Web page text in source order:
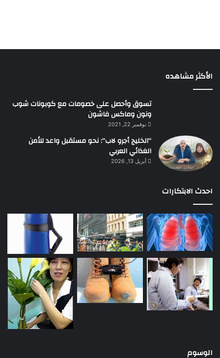
الأكثر مشاهده
تسوق وأحصل على خصومات مع كوبونات شوب
ونون وماكس فاشون
نوفمبر 22, 2021
“الخليج أجرو لاب”: نحو مستقبل واعد للأمن
الغذائي العربي
أبريل 13, 2026
احدث الابتكارات
الوسوم